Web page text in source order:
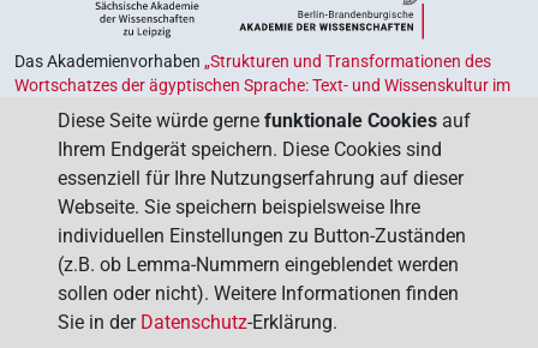
Das Akademienvorhaben „Strukturen und Transformationen des
Wortschatzes der ägyptischen Sprache: Text- und Wissenskultur im
Alten Ägypten‟
ist Teil des von Bund und Ländern geförderten
Akademienprogramms , das der Erhaltung, Sicherung und
Vergegenwärtigung unseres kulturellen Erbes dient. Koordiniert wird
das Programm von derUnion der Deutschen Akademien der
Wissenschaften.
Diese Seite würde gerne funktionale Cookies auf
Ihrem Endgerät speichern. Diese Cookies sind
essenziell für Ihre Nutzungserfahrung auf dieser
Webseite. Sie speichern beispielsweise Ihre
individuellen Einstellungen zu Button-Zuständen
(z.B. ob Lemma-Nummern eingeblendet werden
sollen oder nicht). Weitere Informationen finden
Sie in der Datenschutz-Erklärung.